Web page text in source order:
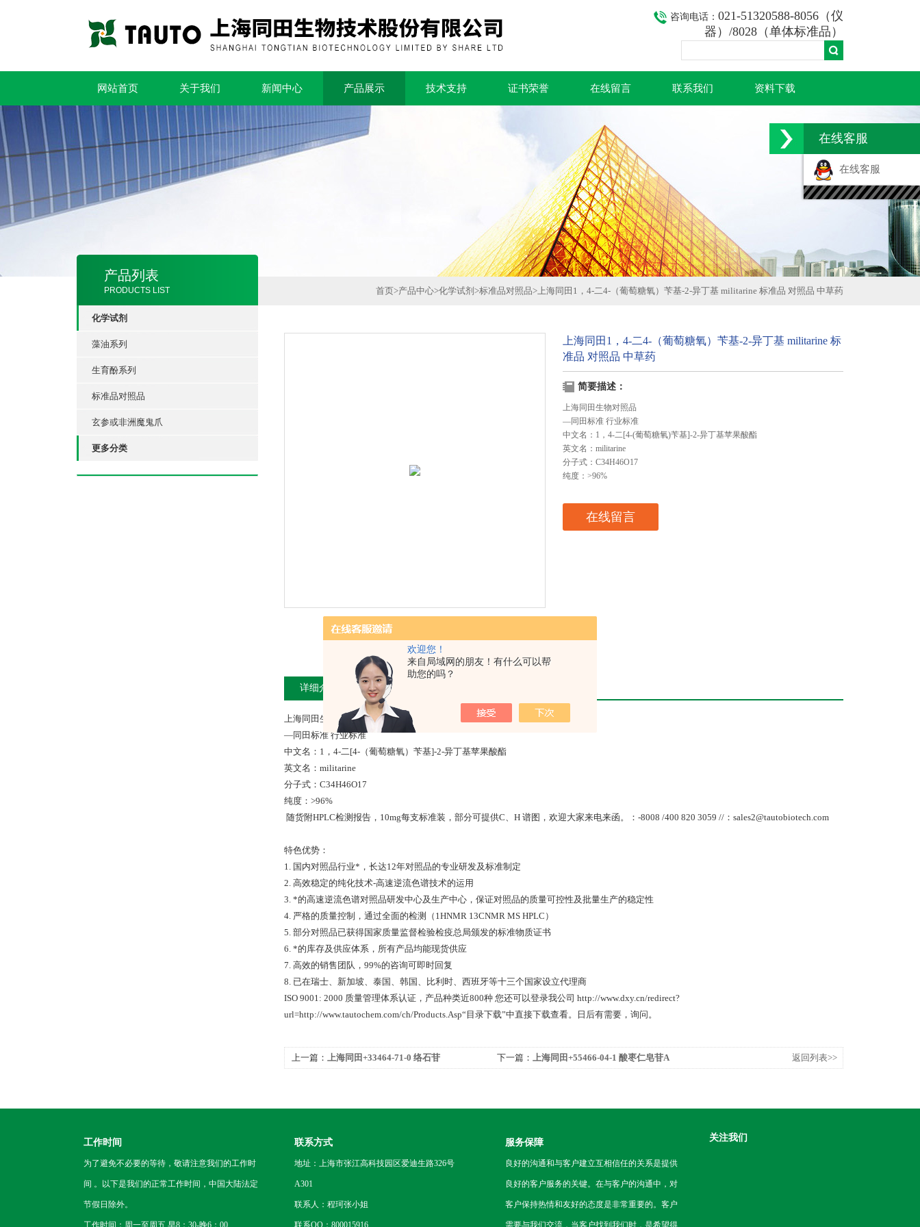
欢迎您！
来自局域网的朋友！有什么可以帮
助您的吗？
咨询电话： 021-51320588-8056（仪
器）/8028（单体标准品）
网站首页 关于我们 新闻中心 产品展示 技术支持 证书荣誉 在线留言 联系我们 资料下载
产品列表
PRODUCTS LIST
化学试剂
藻油系列
生育酚系列
标准品对照品
玄参或非洲魔鬼爪
更多分类
首页>产品中心>化学试剂 >标准品对照品>上海同田1，4-二4-（葡萄糖氧）苄基-2-异丁基 militarine 标准品 对照品 中草药
上海同田1，4-二4-（葡萄糖氧）苄基-2-异丁基 militarine 标
准品 对照品 中草药
简要描述：
上海同田生物对照品
—同田标准 行业标准
中文名：1，4-二[4-(葡萄糖氧)苄基]-2-异丁基苹果酸酯
英文名：militarine
分子式：C34H46O17
纯度：>96%
在线留言
详细介绍
上海同田生物对照品
—同田标准 行业标准
中文名：1，4-二[4-（葡萄糖氧）苄基]-2-异丁基苹果酸酯
英文名：militarine
分子式：C34H46O17
纯度：>96%
随货附HPLC检测报告，10mg每支标准装，部分可提供C、H 谱图，欢迎大家来电来函。：-8008 /400 820 3059 //：sales2@tautobiotech.com
特色优势：
1. 国内对照品行业*，长达12年对照品的专业研发及标准制定
2. 高效稳定的纯化技术-高速逆流色谱技术的运用
3. *的高速逆流色谱对照品研发中心及生产中心，保证对照品的质量可控性及批量生产的稳定性
4. 严格的质量控制，通过全面的检测（1HNMR 13CNMR MS HPLC）
5. 部分对照品已获得国家质量监督检验检疫总局颁发的标准物质证书
6. *的库存及供应体系，所有产品均能现货供应
7. 高效的销售团队，99%的咨询可即时回复
8. 已在瑞士、新加坡、泰国、韩国、比利时、西班牙等十三个国家设立代理商
ISO 9001: 2000 质量管理体系认证，产品种类近800种 您还可以登录我公司 http://www.dxy.cn/redirect?
url=http://www.tautochem.com/ch/Products.Asp“目录下载”中直接下载查看。日后有需要，询问。
上一篇： 上海同田+33464-71-0 络石苷 下一篇： 上海同田+55466-04-1 酸枣仁皂苷A 返回列表>>
工作时间
为了避免不必要的等待，敬请注意我们的工作时
间 。以下是我们的正常工作时间，中国大陆法定
节假日除外。
工作时间：周一至周五 早8：30-晚6：00
联系方式
地址：上海市张江高科技园区爱迪生路326号
A301
联系人：程珂张小姐
联系QQ：800015916
服务保障
良好的沟通和与客户建立互相信任的关系是提供
良好的客户服务的关键。在与客户的沟通中，对
客户保持热情和友好的态度是非常重要的。客户
需要与我们交流，当客户找到我们时，是希望得
关注我们
在线客服
在线客服